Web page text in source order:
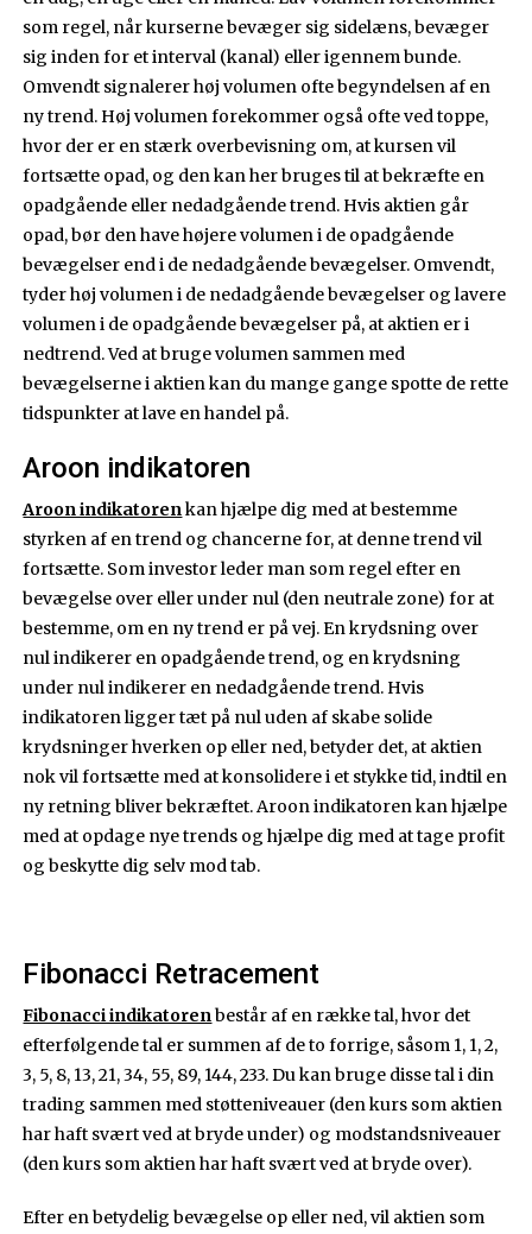
som regel, når kurserne bevæger sig sidelæns, bevæger
sig inden for et interval (kanal) eller igennem bunde.
Omvendt signalerer høj volumen ofte begyndelsen af en
ny trend. Høj volumen forekommer også ofte ved toppe,
hvor der er en stærk overbevisning om, at kursen vil
fortsætte opad, og den kan her bruges til at bekræfte en
opadgående eller nedadgående trend. Hvis aktien går
opad, bør den have højere volumen i de opadgående
bevægelser end i de nedadgående bevægelser. Omvendt,
tyder høj volumen i de nedadgående bevægelser og lavere
volumen i de opadgående bevægelser på, at aktien er i
nedtrend. Ved at bruge volumen sammen med
bevægelserne i aktien kan du mange gange spotte de rette
tidspunkter at lave en handel på.
Aroon indikatoren
Aroon indikatoren kan hjælpe dig med at bestemme
styrken af en trend og chancerne for, at denne trend vil
fortsætte. Som investor leder man som regel efter en
bevægelse over eller under nul (den neutrale zone) for at
bestemme, om en ny trend er på vej. En krydsning over
nul indikerer en opadgående trend, og en krydsning
under nul indikerer en nedadgående trend. Hvis
indikatoren ligger tæt på nul uden af skabe solide
krydsninger hverken op eller ned, betyder det, at aktien
nok vil fortsætte med at konsolidere i et stykke tid, indtil en
ny retning bliver bekræftet. Aroon indikatoren kan hjælpe
med at opdage nye trends og hjælpe dig med at tage profit
og beskytte dig selv mod tab.
Fibonacci Retracement
Fibonacci indikatoren består af en række tal, hvor det
efterfølgende tal er summen af de to forrige, såsom 1, 1, 2,
3, 5, 8, 13, 21, 34, 55, 89, 144, 233. Du kan bruge disse tal i din
trading sammen med støtteniveauer (den kurs som aktien
har haft svært ved at bryde under) og modstandsniveauer
(den kurs som aktien har haft svært ved at bryde over).
Efter en betydelig bevægelse op eller ned, vil aktien som